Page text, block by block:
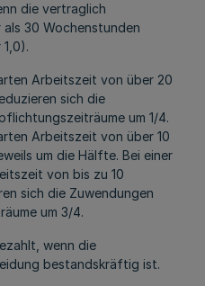
die vertraglich
30 Wochenstunden
Arbeitszeit von über 20
sich die
um 1/4.
Arbeitszeit von über 10
um die Hälfte. Bei einer
von bis zu 10
sich die Zuwendungen
um 3/4.
wenn die
bestandskräftig ist.